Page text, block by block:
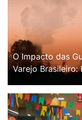
O Impacto das
Varejo Brasileiro: